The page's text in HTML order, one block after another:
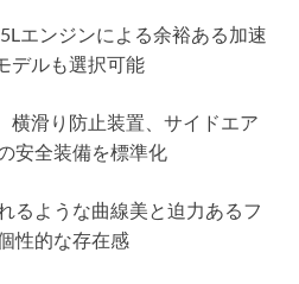
エンジンによる余裕ある加速
デルも選択可能
横滑り防止装置、サイドエア
安全装備を標準化
るような曲線美と迫力あるフ
性的な存在感